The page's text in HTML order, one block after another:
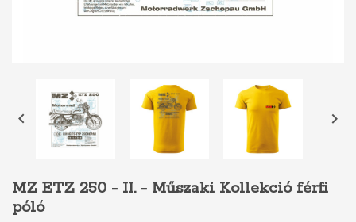
 
MZ ETZ 250 - II. - Műszaki Kollekció férfi
póló